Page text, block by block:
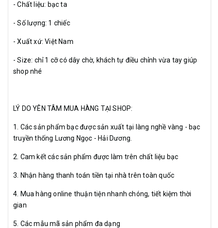
- Chất liệu: bạc ta
- Số lượng: 1 chiếc
- Xuất xứ: Việt Nam
- Size: chỉ 1 cỡ có dây chờ, khách tự điều chỉnh vừa tay giúp
shop nhé
LÝ DO YÊN TÂM MUA HÀNG TẠI SHOP:
1. Các sản phẩm bạc được sản xuất tại làng nghề vàng - bạc
truyền thống Lương Ngọc - Hải Dương.
2. Cam kết các sản phẩm được làm trên chất liệu bạc
3. Nhận hàng thanh toán tiền tại nhà trên toàn quốc
4. Mua hàng online thuận tiện nhanh chóng, tiết kiệm thời
gian
5. Các mẫu mã sản phẩm đa dạng